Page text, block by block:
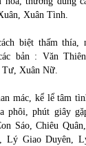
Xuân Tình.
biệt thấm thía,
bản : Văn
Xuân Nữ.
mác, kể lể tâm
phôi, phút giây
Sáo, Chiêu
Lý Giao Duyên,